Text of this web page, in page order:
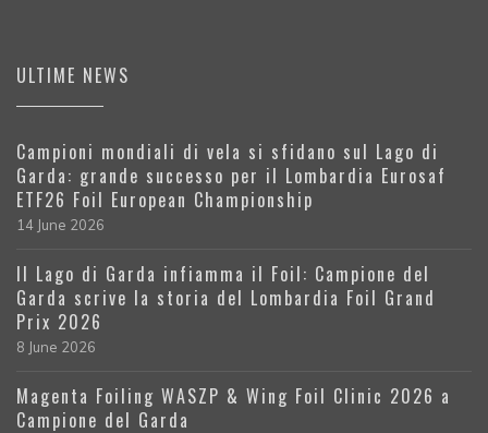
ULTIME NEWS
Campioni mondiali di vela si sfidano sul Lago di
Garda: grande successo per il Lombardia Eurosaf
ETF26 Foil European Championship
14 June 2026
Il Lago di Garda infiamma il Foil: Campione del
Garda scrive la storia del Lombardia Foil Grand
Prix 2026
8 June 2026
Magenta Foiling WASZP & Wing Foil Clinic 2026 a
Campione del Garda